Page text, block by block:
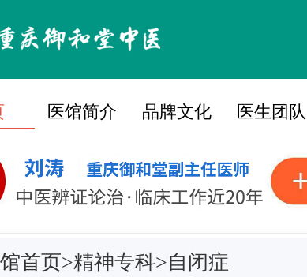
医馆简介 品牌文化 医生团队
首页>精神专科>自闭症